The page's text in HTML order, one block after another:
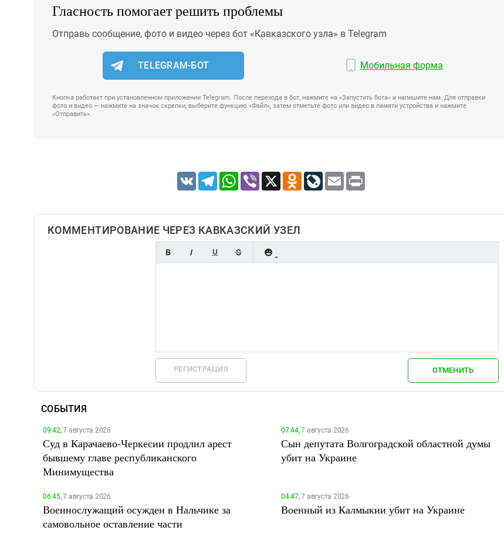
Гласность помогает решить проблемы
Отправь сообщение, фото и видео через бот «Кавказского узла» в Telegram
TELEGRAM-БОТ Мобильная форма
Кнопка работает при установленном приложении Telegram. После перехода в бот, нажмите на «Запустить бота» и напишите нам. Для отправки
фото и видео — нажмите на значок скрепки, выберите функцию «Файл», затем отметьте фото или видео в памяти устройства и нажмите
«Отправить».
VK TelegramWhatsApp
Viber X Odnoklassniki
LiveJournal
Email
КОММЕНТИРОВАНИЕ ЧЕРЕЗ КАВКАЗСКИЙ УЗЕЛ
РЕГИСТРАЦИЯ ОТМЕНИТЬ
СОБЫТИЯ
09:42,7 августа 2026
Суд в Карачаево-Черкесии продлил арест
бывшему главе республиканского
Минимущества
07:44,7 августа 2026
Сын депутата Волгоградской областной думы
убит на Украине
06:45,7 августа 2026
Военнослужащий осужден в Нальчике за
самовольное оставление части
04:47,7 августа 2026
Военный из Калмыкии убит на Украине